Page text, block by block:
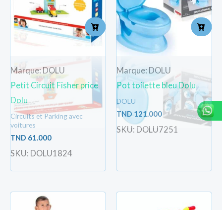
Marque: DOLU
Petit Circuit Fisher price
Dolu
Circuits et Parking avec
voitures
TND 61.000
SKU: DOLU1824
Marque: DOLU
Pot toilette bleu Dolu
DOLU
TND 121.000
SKU: DOLU7251